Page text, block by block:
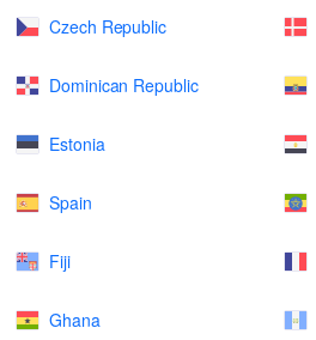
Czech Republic
Dominican Republic
Estonia
Spain
Fiji
Ghana